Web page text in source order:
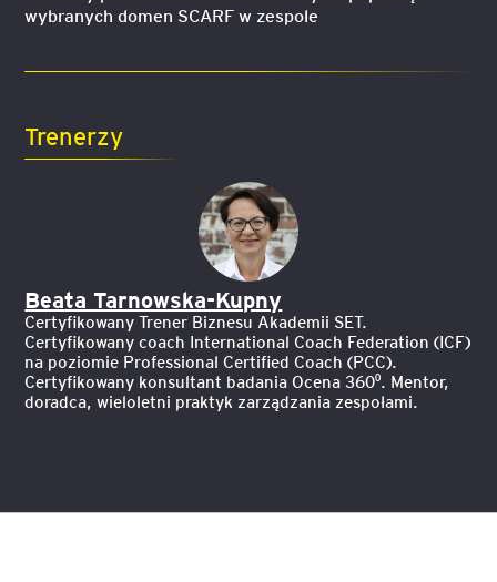
wybranych domen SCARF w zespole
Trenerzy
Beata Tarnowska-Kupny
Certyfikowany Trener Biznesu Akademii SET.
Certyfikowany coach International Coach Federation (ICF)
na poziomie Professional Certified Coach (PCC).
Certyfikowany konsultant badania Ocena 360⁰. Mentor,
doradca, wieloletni praktyk zarządzania zespołami.